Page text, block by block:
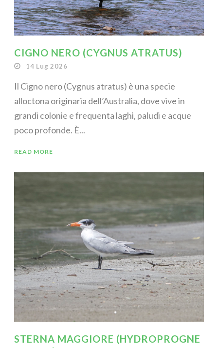
CIGNO NERO (CYGNUS ATRATUS)
14 Lug 2026
Il Cigno nero (Cygnus atratus) è una specie
alloctona originaria dell’Australia, dove vive in
grandi colonie e frequenta laghi, paludi e acque
poco profonde. È...
READ MORE
STERNA MAGGIORE (HYDROPROGNE